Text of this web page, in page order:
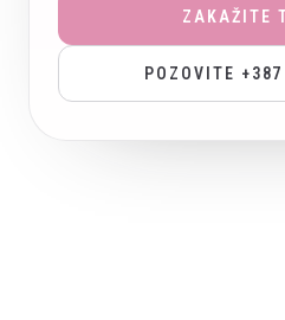
ZAKAŽITE
POZOVITE